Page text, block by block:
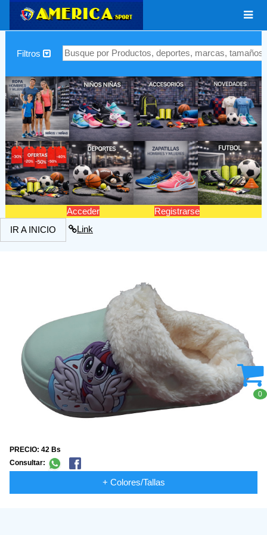
Filtros
Acceder
Registrarse
IR A INICIO
Link
PRECIO: 42 Bs
Consultar:
+ Colores/Tallas
0